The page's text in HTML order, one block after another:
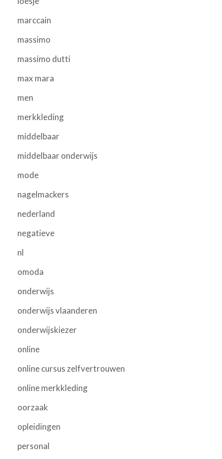
marccain
massimo
massimo dutti
max mara
men
merkkleding
middelbaar
middelbaar onderwijs
mode
nagelmackers
nederland
negatieve
nl
omoda
onderwijs
onderwijs vlaanderen
onderwijskiezer
online
online cursus zelfvertrouwen
online merkkleding
oorzaak
opleidingen
personal